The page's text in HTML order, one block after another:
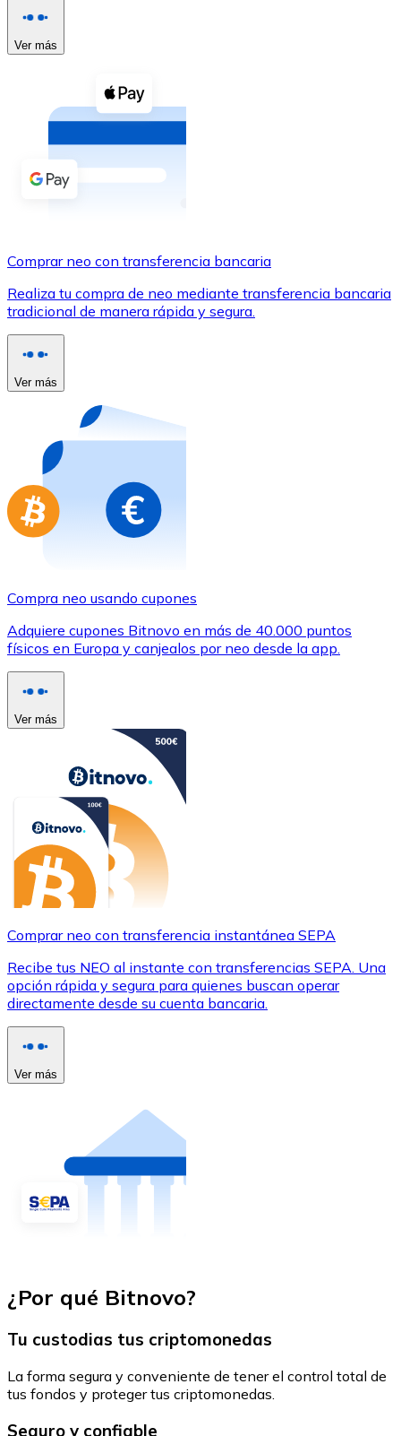
Ver todo
Compra criptomonedas con efectivo en tu tienda más
Comprar con efectivo
Transferencia SEPA
Utiliza tarjetas Visa y Mastercard para comprar
Comprar con tarjeta
Compra tarjetas regalo de tus marcas favoritas con
Ir a la tienda de tarjetas regalo
Ver más
Comprar neo con transferencia bancaria
Realiza tu compra de neo mediante transferencia bancaria
tradicional de manera rápida y segura.
Ver más
Compra neo usando cupones
Adquiere cupones Bitnovo en más de 40.000 puntos
físicos en Europa y canjealos por neo desde la app.
Ver más
Comprar neo con transferencia instantánea SEPA
Recibe tus NEO al instante con transferencias SEPA. Una
opción rápida y segura para quienes buscan operar
directamente desde su cuenta bancaria.
Ver más
¿Por qué Bitnovo?
Tu custodias tus criptomonedas
La forma segura y conveniente de tener el control total de
tus fondos y proteger tus criptomonedas.
Seguro y confiable